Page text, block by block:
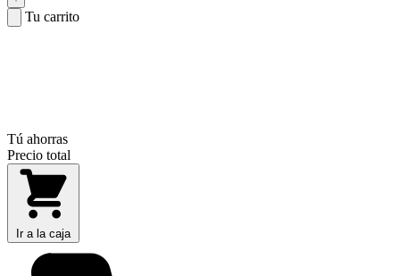
Tu carrito
Tú ahorras
Precio total
Ir a la caja